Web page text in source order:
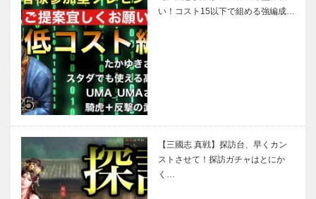
い！コスト15以下で組める強編成…
【三國志 真戦】探訪台、早くカン
ストさせて！探訪ガチャはとにか
く…